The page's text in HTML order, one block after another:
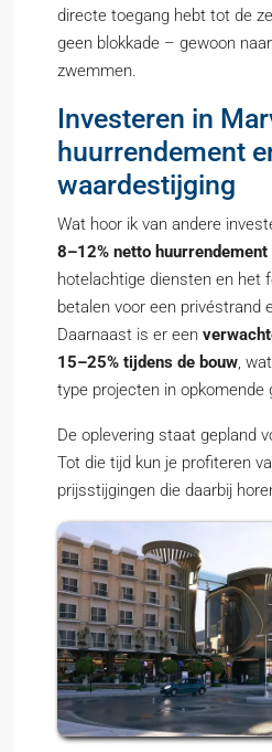
directe toegang hebt tot de
geen blokkade – gewoon
zwemmen.
Investeren in
huurrendement
waardestijging
Wat hoor ik van andere
8–12% netto huurrendement
hotelachtige diensten en het
betalen voor een privéstrand
Daarnaast is er een
15–25% tijdens de bouw,
type projecten in opkomende
De oplevering staat gepland
Tot die tijd kun je profiteren
prijsstijgingen die daarbij